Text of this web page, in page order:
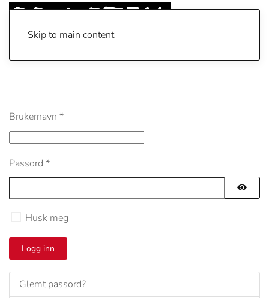
Skip to main content
Brukernavn *
Passord *
Husk meg
Logg inn
Glemt passord?